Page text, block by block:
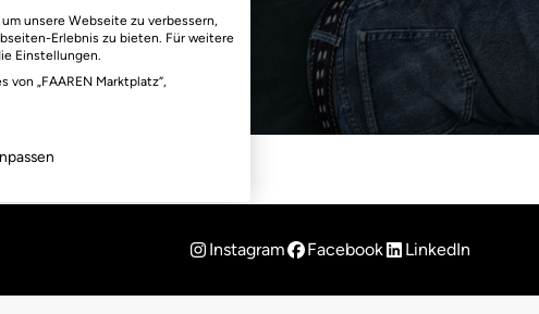
Instagram Facebook LinkedIn
unsere Webseite zu verbessern,
Erlebnis zu bieten. Für weitere
Einstellungen.
„FAAREN Marktplatz“,